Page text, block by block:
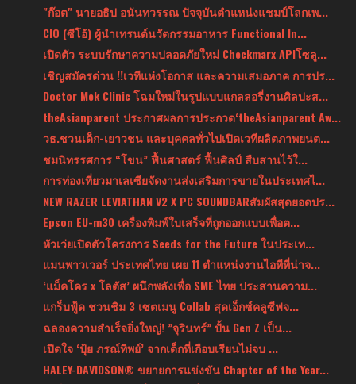
"ก๊อต" นายอธิป อนันทวรรณ ปัจจุบันตำแหน่งแชมป์โลกเพ...
CIO (ซีโอ้) ผู้นำเทรนด์นวัตกรรมอาหาร Functional In...
เปิดตัว ระบบรักษาความปลอดภัยใหม่ Checkmarx APIโซลู...
เชิญสมัครด่วน !!เวทีแห่งโอกาส และความเสมอภาค การปร...
Doctor Mek Clinic โฉมใหม่ในรูปแบบแกลลอรี่งานศิลปะส...
theAsianparent ประกาศผลการประกวด‘theAsianparent Aw...
วธ.ชวนเด็ก-เยาวชน และบุคคลทั่วไปเปิดเวทีผลิตภาพยนต...
ชมนิทรรศการ “โขน” ฟื้นศาสตร์ ฟื้นศิลป์ สืบสานไว้ใ...
การท่องเที่ยวมาเลเซียจัดงานส่งเสริมการขายในประเทศไ...
NEW RAZER LEVIATHAN V2 X PC SOUNDBARสัมผัสสุดยอดปร...
Epson EU-m30 เครื่องพิมพ์ใบเสร็จที่ถูกออกแบบเพื่อต...
หัวเว่ยเปิดตัวโครงการ Seeds for the Future ในประเท...
แมนพาวเวอร์ ประเทศไทย เผย 11 ตำแหน่งงานไอทีที่น่าจ...
‘แม็คโคร x โลตัส’ ผนึกพลังเพื่อ SME ไทย ประสานความ...
แกร็บฟู้ด ชวนชิม 3 เซตเมนู Collab สุดเอ็กซ์คลูซีฟจ...
ฉลองความสำเร็จยิ่งใหญ่! ”จุรินทร์” ปั้น Gen Z เป็น...
เปิดใจ ‘ปุ้ย ภรณ์ทิพย์’ จากเด็กที่เกือบเรียนไม่จบ ...
HALEY-DAVIDSON® ขยายการแข่งขัน Chapter of the Year...